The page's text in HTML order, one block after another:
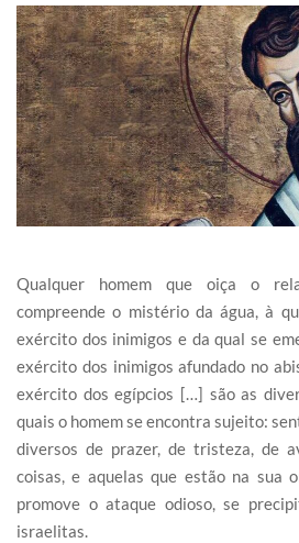
Qualquer homem que oiça o
compreende o mistério da água, à
exército dos inimigos e da qual se
exército dos inimigos afundado no
exército dos egípcios […] são as
quais o homem se encontra sujeito:
diversos de prazer, de tristeza, de
coisas, e aquelas que estão na sua
promove o ataque odioso, se
israelitas.